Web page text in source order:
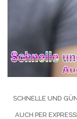
SCHNELLE UND
AUCH PER